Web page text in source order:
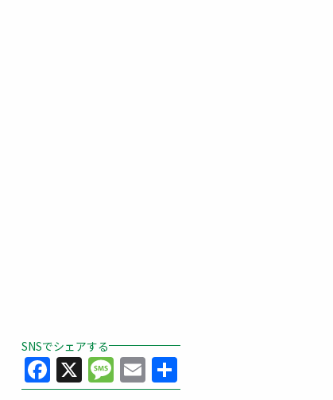
SNSでシェアする
Facebook
X Message
Email